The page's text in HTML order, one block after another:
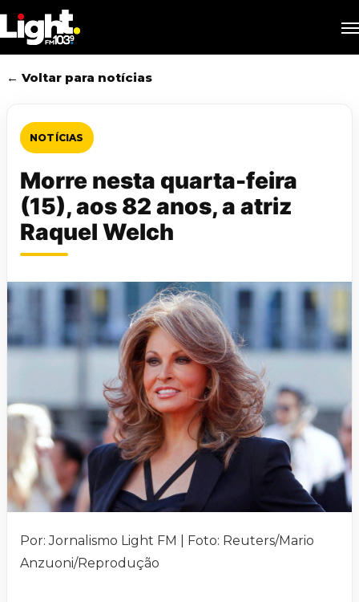
to
main
content
← Voltar para notícias
NOTÍCIAS
Morre nesta quarta-feira
(15), aos 82 anos, a atriz
Raquel Welch
Por: Jornalismo Light FM | Foto: Reuters/Mario
Anzuoni/Reprodução